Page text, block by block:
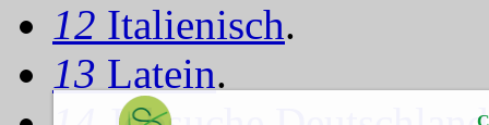
12 Italienisch.
13 Latein.